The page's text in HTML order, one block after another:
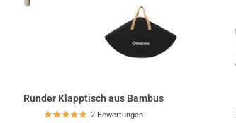
Runder Klapptisch aus Bambus
2 Bewertungen